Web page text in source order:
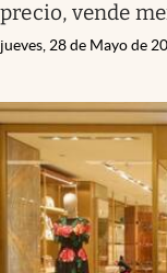
precio, vende
jueves, 28 de Mayo de